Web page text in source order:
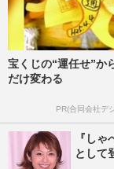
宝くじの“運任せ”か
だけ変わる
PR(合同会社デ
『し
として